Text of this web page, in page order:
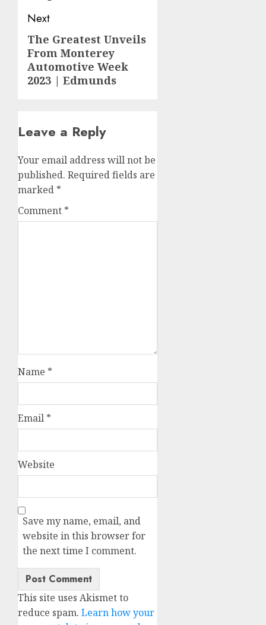
Next
Next
post:
The Greatest Unveils
From Monterey
Automotive Week
2023 | Edmunds
Leave a Reply
Your email address will not be
published. Required fields are
marked *
Comment *
Name *
Email *
Website
Save my name, email, and
website in this browser for
the next time I comment.
This site uses Akismet to
reduce spam. Learn how your